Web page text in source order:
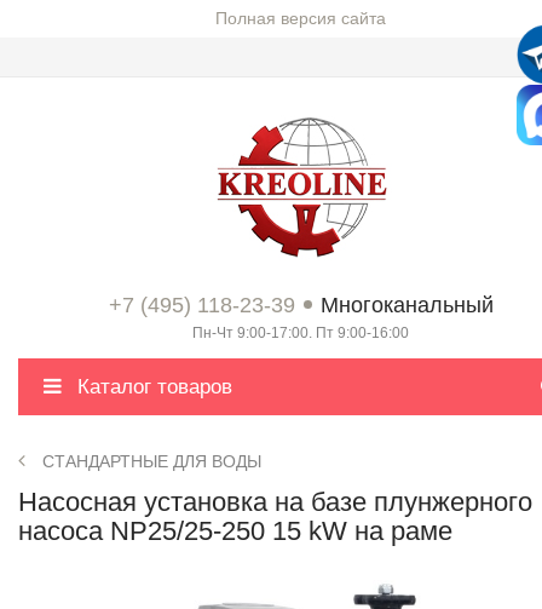
Полная версия сайта
+7 (495) 118-23-39 Многоканальный
Пн-Чт 9:00-17:00. Пт 9:00-16:00
Каталог товаров
СТАНДАРТНЫЕ ДЛЯ ВОДЫ
Насосная установка на базе плунжерного
насоса NP25/25-250 15 kW на раме